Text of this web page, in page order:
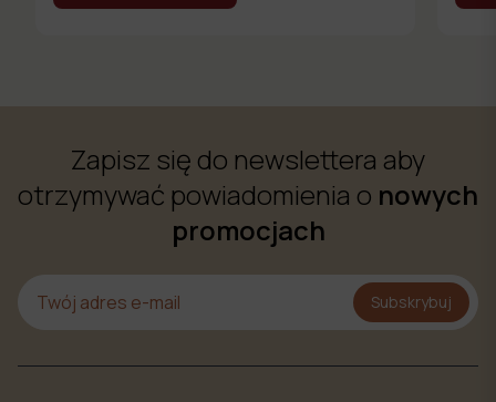
Zapisz się do newslettera aby
otrzymywać powiadomienia o nowych
promocjach
Subskrybuj